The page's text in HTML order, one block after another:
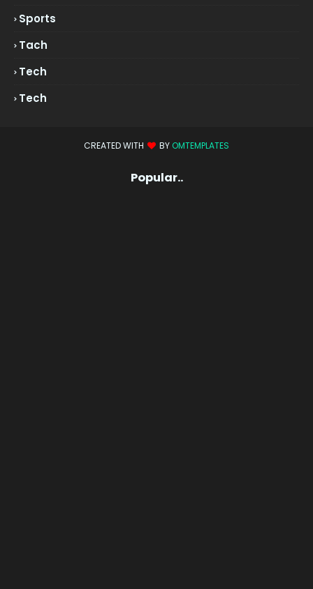
Sports
Tach
Tech
Tech
CREATED WITH BY OMTEMPLATES
Popular..